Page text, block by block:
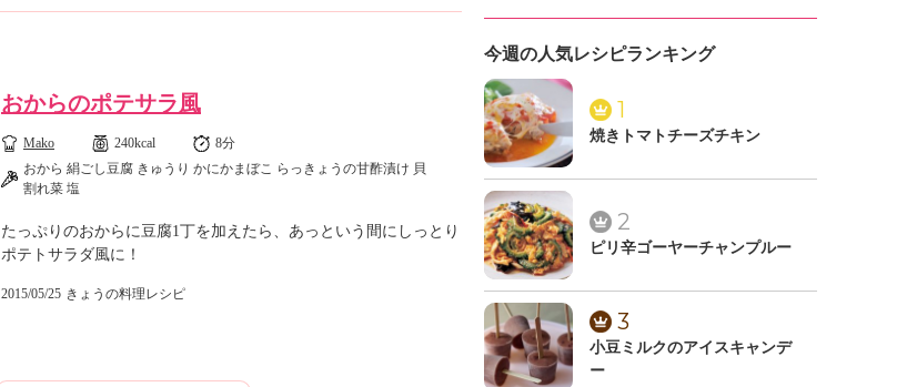
おからのポテサラ風
Mako 240kcal
8分
おから 絹ごし豆腐 きゅうり かにかまぼこ らっきょうの甘酢漬け 貝
割れ菜 塩
たっぷりのおからに豆腐1丁を加えたら、あっという間にしっとり
ポテトサラダ風に！
2015/05/25 きょうの料理レシピ
今週の人気レシピランキング
1
焼きトマトチーズチキン
2
ピリ辛ゴーヤーチャンプルー
3
小豆ミルクのアイスキャンデ
ー